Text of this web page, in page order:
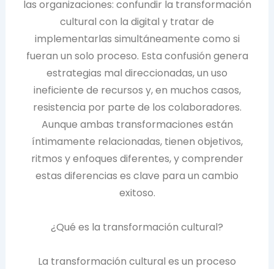
las organizaciones: confundir la transformación
cultural con la digital y tratar de
implementarlas simultáneamente como si
fueran un solo proceso. Esta confusión genera
estrategias mal direccionadas, un uso
ineficiente de recursos y, en muchos casos,
resistencia por parte de los colaboradores.
Aunque ambas transformaciones están
íntimamente relacionadas, tienen objetivos,
ritmos y enfoques diferentes, y comprender
estas diferencias es clave para un cambio
exitoso.
¿Qué es la transformación cultural?
La transformación cultural es un proceso